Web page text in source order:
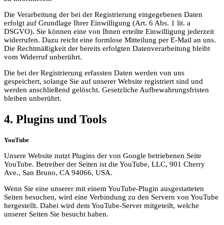
Die Verarbeitung der bei der Registrierung eingegebenen Daten
erfolgt auf Grundlage Ihrer Einwilligung (Art. 6 Abs. 1 lit. a
DSGVO). Sie können eine von Ihnen erteilte Einwilligung jederzeit
widerrufen. Dazu reicht eine formlose Mitteilung per E-Mail an uns.
Die Rechtmäßigkeit der bereits erfolgten Datenverarbeitung bleibt
vom Widerruf unberührt.
Die bei der Registrierung erfassten Daten werden von uns
gespeichert, solange Sie auf unserer Website registriert sind und
werden anschließend gelöscht. Gesetzliche Aufbewahrungsfristen
bleiben unberührt.
4. Plugins und Tools
YouTube
Unsere Website nutzt Plugins der von Google betriebenen Seite
YouTube. Betreiber der Seiten ist die YouTube, LLC, 901 Cherry
Ave., San Bruno, CA 94066, USA.
Wenn Sie eine unserer mit einem YouTube-Plugin ausgestatteten
Seiten besuchen, wird eine Verbindung zu den Servern von YouTube
hergestellt. Dabei wird dem YouTube-Server mitgeteilt, welche
unserer Seiten Sie besucht haben.